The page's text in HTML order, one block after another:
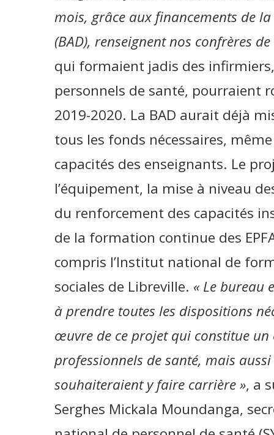
mois, grâce aux financements de
(BAD), renseignent nos confrères
qui formaient jadis des
personnels de santé, pourraient
2019-2020. La BAD aurait déjà
tous les fonds nécessaires,
capacités des enseignants. Le
l’équipement, la mise à niveau
du renforcement des capacités
de la formation continue des
compris l’Institut national de
sociales de Libreville. « Le bureau
à prendre toutes les dispositions
œuvre de ce projet qui constitue
professionnels de santé, mais
souhaiteraient y faire carrière », a
Serghes Mickala Moundanga,